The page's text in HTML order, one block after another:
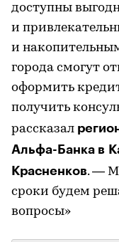
доступны
и
и
города смогут
оформить
получить
рассказал
Альфа-Банка в
Красненков. —
сроки будем
вопросы»